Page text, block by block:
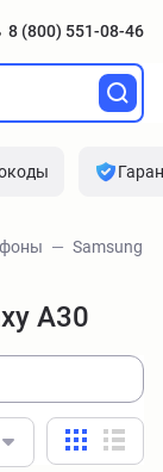
8 (800) 551-08-46
Samsung
A30